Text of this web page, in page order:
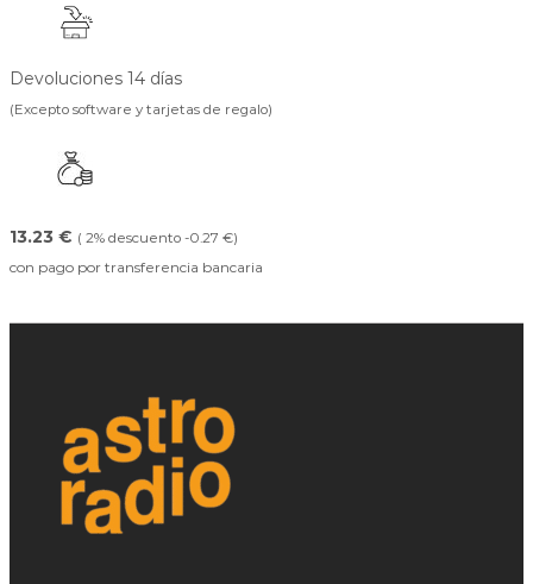
Devoluciones 14 días
(Excepto software y tarjetas de regalo)
13.23 € ( 2% descuento -0.27 €)
con pago por transferencia bancaria